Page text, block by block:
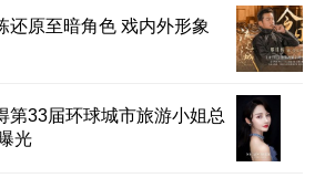
还原至暗角色 戏内外形象
第33届环球城市旅游小姐总
光